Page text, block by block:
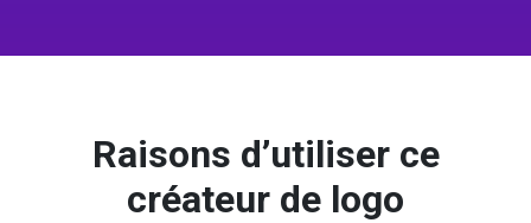
Raisons d’utiliser ce
créateur de logo